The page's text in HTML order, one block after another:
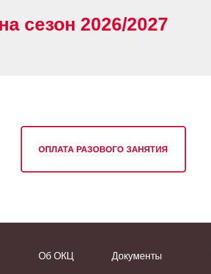
сезон 2026/2027
ОПЛАТА РАЗОВОГО ЗАНЯТИЯ
Об ОКЦ Документы